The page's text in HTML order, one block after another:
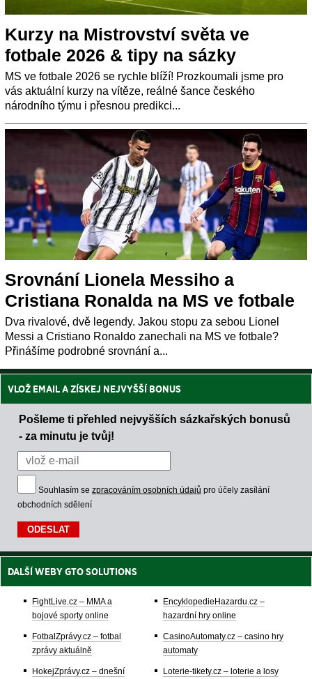
Kurzy na Mistrovství světa ve
fotbale 2026 & tipy na sázky
MS ve fotbale 2026 se rychle blíží! Prozkoumali jsme pro
vás aktuální kurzy na vítěze, reálné šance českého
národního týmu i přesnou predikci...
Srovnání Lionela Messiho a
Cristiana Ronalda na MS ve fotbale
Dva rivalové, dvě legendy. Jakou stopu za sebou Lionel
Messi a Cristiano Ronaldo zanechali na MS ve fotbale?
Přinášíme podrobné srovnání a...
VLOŽ EMAIL A ZÍSKEJ NEJVYŠŠÍ BONUS
Pošleme ti přehled nejvyšších sázkařských bonusů
- za minutu je tvůj!
Souhlasím se zpracováním osobních údajů pro účely zasílání
obchodních sdělení
DALŠÍ WEBY GTO SOLUTIONS
FightLive.cz – MMA a
bojové sporty online
FotbalZprávy.cz – fotbal
zprávy aktuálně
HokejZprávy.cz – dnešní
EncyklopedieHazardu.cz –
hazardní hry online
CasinoAutomaty.cz – casino hry
automaty
Loterie-tikety.cz – loterie a losy